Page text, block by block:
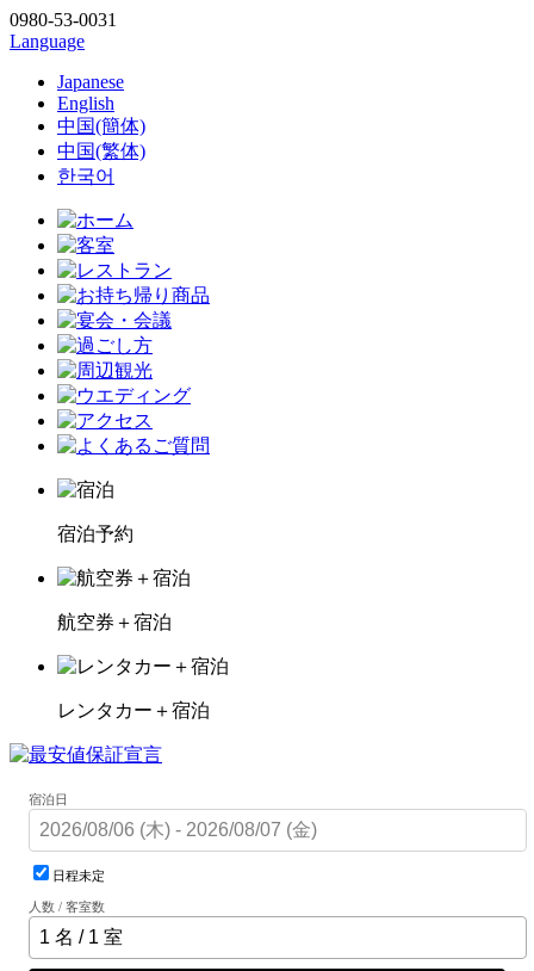
0980-53-0031
Language
Japanese
English
中国(簡体)
中国(繁体)
한국어
宿泊予約
航空券＋宿泊
レンタカー＋宿泊
宿泊日
日程未定
人数 / 客室数